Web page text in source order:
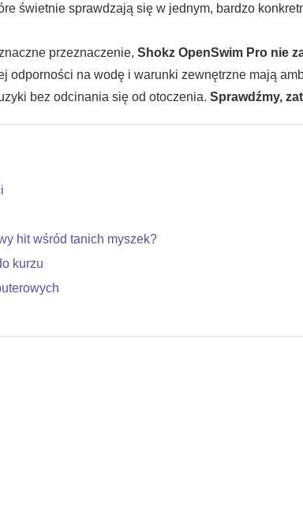
świetnie sprawdzają się w jednym, bardzo
przeznaczenie, Shokz OpenSwim Pro nie
odporności na wodę i warunki zewnętrzne mają
bez odcinania się od otoczenia. Sprawdźmy,
hit wśród tanich myszek?
kurzu